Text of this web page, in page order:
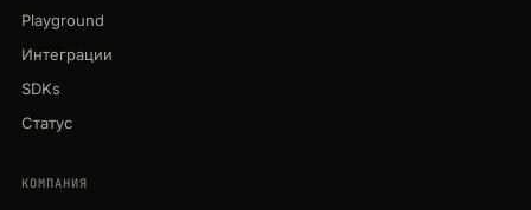
Playground
Интеграции
SDKs
Статус
КОМПАНИЯ